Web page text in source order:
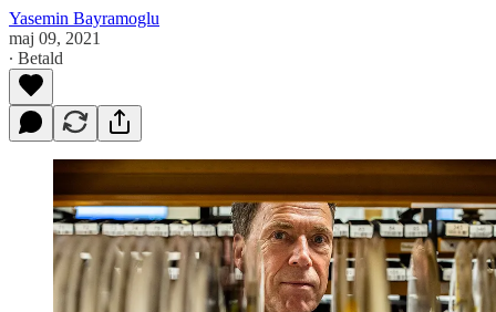
Yasemin Bayramoglu
maj 09, 2021
∙ Betald